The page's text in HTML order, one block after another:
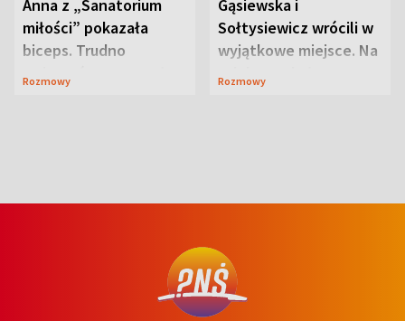
Anna z „Sanatorium
miłości” pokazała
biceps. Trudno
Rozmowy
Gąsiewska i
Sołtysiewicz wrócili w
wyjątkowe miejsce. Na
Rozmowy